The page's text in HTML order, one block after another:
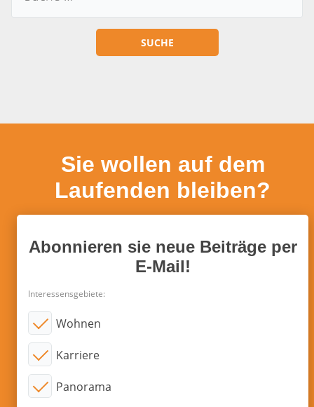
Sie wollen auf dem
Laufenden bleiben?
Abonnieren sie neue Beiträge per
E-Mail!
Interessensgebiete:
Wohnen
Karriere
Panorama